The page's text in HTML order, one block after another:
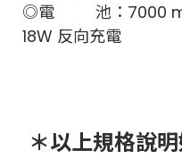
◎電 池：7000
18W 反向充電
＊以上規格說